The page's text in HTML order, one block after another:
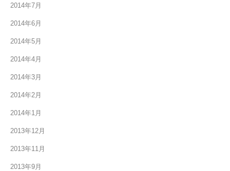
2014年7月
2014年6月
2014年5月
2014年4月
2014年3月
2014年2月
2014年1月
2013年12月
2013年11月
2013年9月